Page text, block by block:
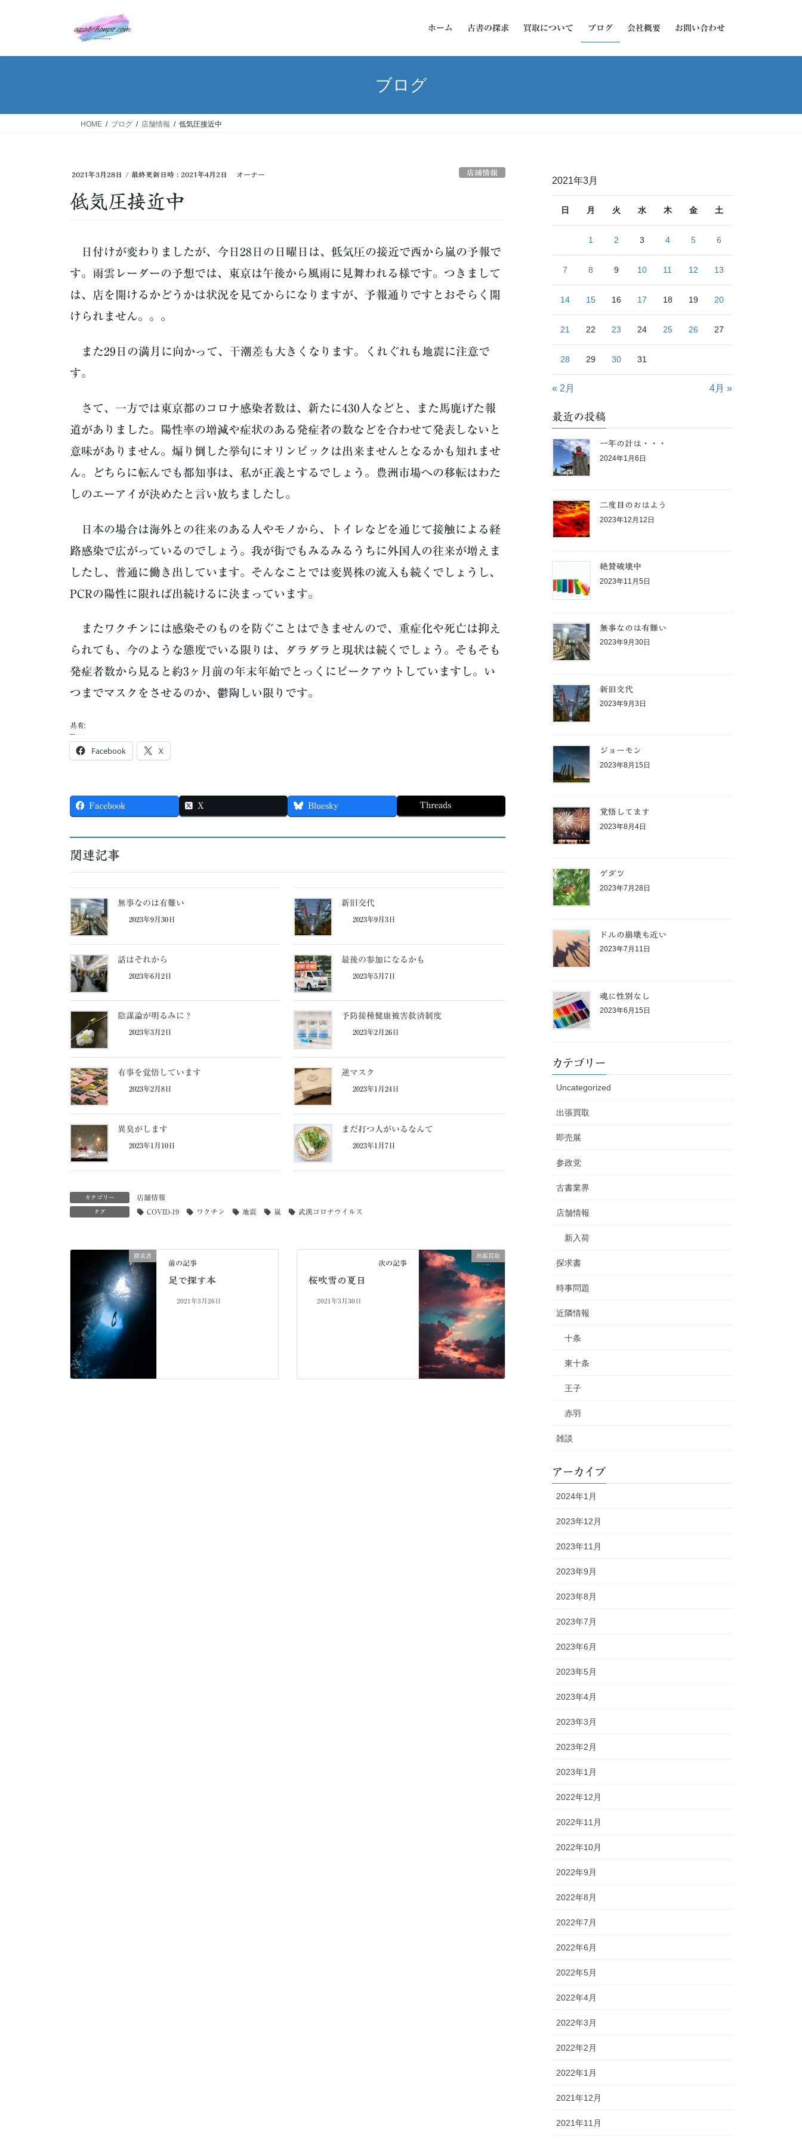
ホーム 古書の探求 買取について ブログ 会社概要 お問い合わせ
ブログ
HOME ブログ 店舗情報 低気圧接近中
2021年3月28日 / 最終更新日時 : 2021年4月2日 オーナー 店舗情報
低気圧接近中
日付けが変わりましたが、今日28日の日曜日は、低気圧の接近で西から嵐の予報で
す。雨雲レーダーの予想では、東京は午後から風雨に見舞われる様です。つきまして
は、店を開けるかどうかは状況を見てからになりますが、予報通りですとおそらく開
けられません。。。
また29日の満月に向かって、干潮差も大きくなります。くれぐれも地震に注意で
す。
さて、一方では東京都のコロナ感染者数は、新たに430人などと、また馬鹿げた報
道がありました。陽性率の増減や症状のある発症者の数などを合わせて発表しないと
意味がありません。煽り倒した挙句にオリンピックは出来ませんとなるかも知れませ
ん。どちらに転んでも都知事は、私が正義とするでしょう。豊洲市場への移転はわた
しのエーアイが決めたと言い放ちましたし。
日本の場合は海外との往来のある人やモノから、トイレなどを通じて接触による経
路感染で広がっているのでしょう。我が街でもみるみるうちに外国人の往来が増えま
したし、普通に働き出しています。そんなことでは変異株の流入も続くでしょうし、
PCRの陽性に限れば出続けるに決まっています。
またワクチンには感染そのものを防ぐことはできませんので、重症化や死亡は抑え
られても、今のような態度でいる限りは、ダラダラと現状は続くでしょう。そもそも
発症者数から見ると約3ヶ月前の年末年始でとっくにピークアウトしていますし。い
つまでマスクをさせるのか、鬱陶しい限りです。
共有:
Facebook X
Facebook X Bluesky Threads
関連記事
無事なのは有難い
2023年9月30日
新旧交代
2023年9月3日
話はそれから
2023年6月2日
最後の参加になるかも
2023年5月7日
陰謀論が明るみに？
2023年3月2日
予防接種健康被害救済制度
2023年2月26日
有事を覚悟しています
2023年2月8日
逆マスク
2023年1月24日
異臭がします
2023年1月10日
まだ打つ人がいるなんて
2023年1月7日
カテゴリー 店舗情報
タグ COVID-19 ワクチン 地震 嵐 武漢コロナウイルス
探求書
前の記事
足で探す本
2021年3月26日
出張買取
次の記事
桜吹雪の夏日
2021年3月30日
2021年3月
日 月 火 水 木 金 土
1 2 3 4 5 6
7 8 9 10 11 12 13
14 15 16 17 18 19 20
21 22 23 24 25 26 27
28 29 30 31
« 2月 4月 »
最近の投稿
一年の計は・・・
2024年1月6日
二度目のおはよう
2023年12月12日
絶賛破壊中
2023年11月5日
無事なのは有難い
2023年9月30日
新旧交代
2023年9月3日
ジョーモン
2023年8月15日
覚悟してます
2023年8月4日
ゲダツ
2023年7月28日
ドルの崩壊も近い
2023年7月11日
魂に性別なし
2023年6月15日
カテゴリー
Uncategorized
出張買取
即売展
参政党
古書業界
店舗情報
新入荷
探求書
時事問題
近隣情報
十条
東十条
王子
赤羽
雑談
アーカイブ
2024年1月
2023年12月
2023年11月
2023年9月
2023年8月
2023年7月
2023年6月
2023年5月
2023年4月
2023年3月
2023年2月
2023年1月
2022年12月
2022年11月
2022年10月
2022年9月
2022年8月
2022年7月
2022年6月
2022年5月
2022年4月
2022年3月
2022年2月
2022年1月
2021年12月
2021年11月